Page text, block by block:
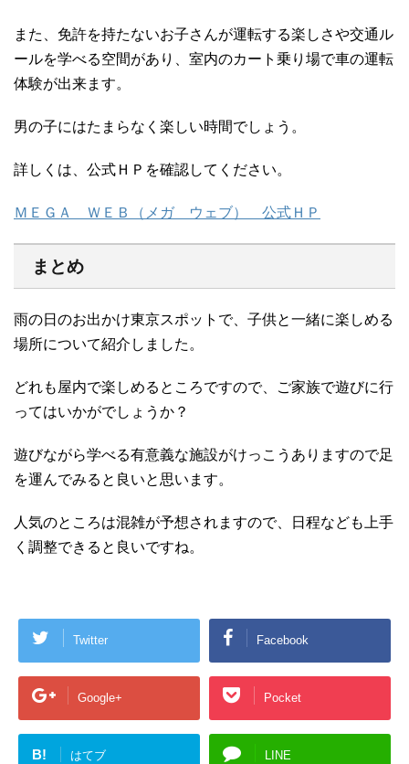
また、免許を持たないお子さんが運転する楽しさや交通ル
ールを学べる空間があり、室内のカート乗り場で車の運転
体験が出来ます。
男の子にはたまらなく楽しい時間でしょう。
詳しくは、公式ＨＰを確認してください。
ＭＥＧＡ ＷＥＢ（メガ ウェブ） 公式ＨＰ
まとめ
雨の日のお出かけ東京スポットで、子供と一緒に楽しめる
場所について紹介しました。
どれも屋内で楽しめるところですので、ご家族で遊びに行
ってはいかがでしょうか？
遊びながら学べる有意義な施設がけっこうありますので足
を運んでみると良いと思います。
人気のところは混雑が予想されますので、日程なども上手
く調整できると良いですね。
Twitter Facebook
Google+ Pocket
B! はてブ LINE